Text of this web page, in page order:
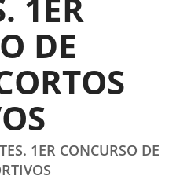
1ER
DE
1ER CONCURSO DE